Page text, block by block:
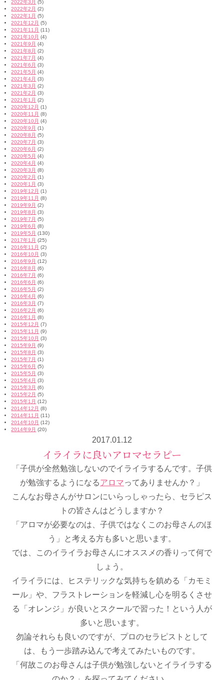
2022年3月 (5)
2022年2月 (2)
2022年1月 (5)
2021年12月 (5)
2021年11月 (11)
2021年10月 (4)
2021年9月 (4)
2021年8月 (2)
2021年7月 (4)
2021年6月 (3)
2021年5月 (4)
2021年4月 (3)
2021年3月 (2)
2021年2月 (3)
2021年1月 (2)
2020年12月 (1)
2020年11月 (8)
2020年10月 (4)
2020年9月 (1)
2020年8月 (5)
2020年7月 (3)
2020年6月 (2)
2020年5月 (4)
2020年4月 (4)
2020年3月 (8)
2020年2月 (1)
2020年1月 (3)
2019年12月 (1)
2019年11月 (8)
2019年9月 (2)
2019年8月 (3)
2019年7月 (5)
2019年6月 (8)
2019年5月 (130)
2017年1月 (25)
2016年11月 (2)
2016年10月 (3)
2016年9月 (12)
2016年8月 (6)
2016年7月 (6)
2016年6月 (6)
2016年5月 (2)
2016年4月 (6)
2016年3月 (7)
2016年2月 (6)
2016年1月 (8)
2015年12月 (7)
2015年11月 (9)
2015年10月 (3)
2015年9月 (9)
2015年8月 (3)
2015年7月 (1)
2015年6月 (5)
2015年5月 (3)
2015年4月 (3)
2015年3月 (6)
2015年2月 (5)
2015年1月 (12)
2014年12月 (8)
2014年11月 (11)
2014年10月 (12)
2014年9月 (20)
2017.01.12
イライラに良いアロマセラピー
「子供が全然勉強しないのでイライラするんです。子供
が勉強するようになるアロマってありませんか？」
こんなお母さんがサロンにいらっしゃったら、セラピス
トの皆さんはどうしますか？
「アロマが必要なのは、子供ではなくこのお母さんのほ
う」と考える方も多いと思います。
では、このイライラお母さんにオススメの香りって何で
しょう。
イライラには、ヒステリックな気持ちを鎮める「カモミ
ール」や、フラストレーションを軽減し心を明るくさせ
る「オレンジ」が良いとスクールで習った！という人が
多いと思います。
勿論それらも良いのですが、プロのセラピストとして
は、もう一歩踏み込んで考えてみたいものです。
「何故このお母さんは子供が勉強しないとイライラする